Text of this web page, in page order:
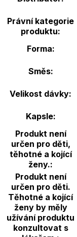
Právní kategorie
produktu:
Forma:
Směs:
Velikost dávky:
Kapsle:
Produkt není
určen pro děti,
těhotné a kojící
ženy.:
Produkt není
určen pro děti.
Těhotné a kojící
ženy by měly
užívání produktu
konzultovat s